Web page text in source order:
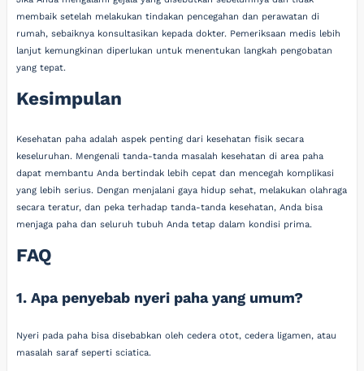
membaik setelah melakukan tindakan pencegahan dan perawatan di
rumah, sebaiknya konsultasikan kepada dokter. Pemeriksaan medis lebih
lanjut kemungkinan diperlukan untuk menentukan langkah pengobatan
yang tepat.
Kesimpulan
Kesehatan paha adalah aspek penting dari kesehatan fisik secara
keseluruhan. Mengenali tanda-tanda masalah kesehatan di area paha
dapat membantu Anda bertindak lebih cepat dan mencegah komplikasi
yang lebih serius. Dengan menjalani gaya hidup sehat, melakukan olahraga
secara teratur, dan peka terhadap tanda-tanda kesehatan, Anda bisa
menjaga paha dan seluruh tubuh Anda tetap dalam kondisi prima.
FAQ
1. Apa penyebab nyeri paha yang umum?
Nyeri pada paha bisa disebabkan oleh cedera otot, cedera ligamen, atau
masalah saraf seperti sciatica.